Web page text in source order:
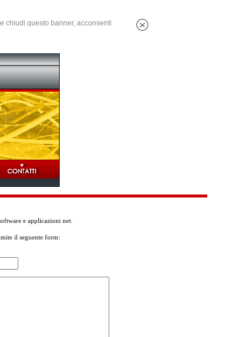
chiudi questo banner, acconsenti
e applicazioni net.
il seguente form: